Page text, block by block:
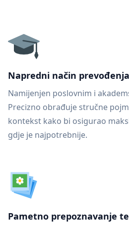
Napredni način prevođenja
Namijenjen poslovnim i
Precizno obrađuje stručne
kontekst kako bi osigurao
gdje je najpotrebnije.
Pametno prepoznavanje